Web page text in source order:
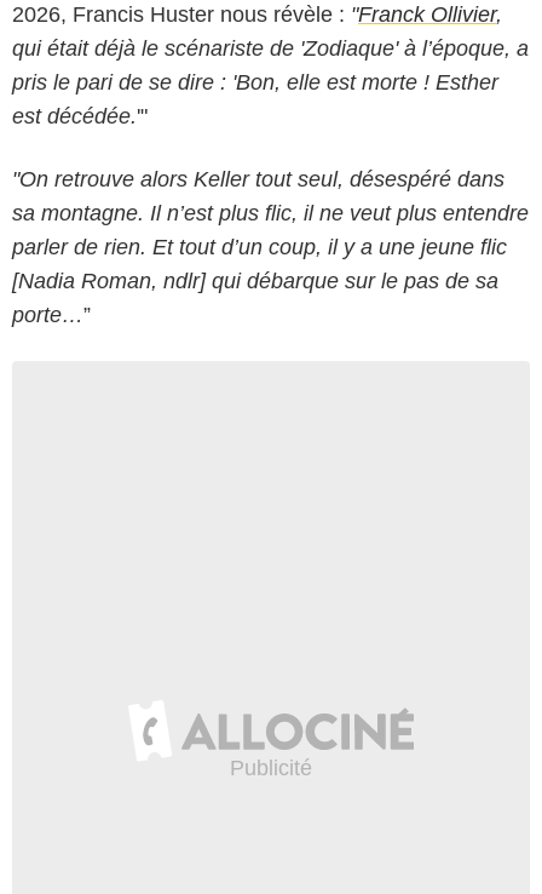
2026, Francis Huster nous révèle : "Franck Ollivier,
qui était déjà le scénariste de 'Zodiaque' à l’époque, a
pris le pari de se dire : 'Bon, elle est morte ! Esther
est décédée.'"
"On retrouve alors Keller tout seul, désespéré dans
sa montagne. Il n’est plus flic, il ne veut plus entendre
parler de rien. Et tout d’un coup, il y a une jeune flic
[Nadia Roman, ndlr] qui débarque sur le pas de sa
porte…”